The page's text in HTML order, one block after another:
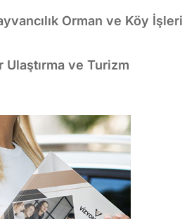
Orman ve Köy İşleri
Ulaştırma ve Turizm